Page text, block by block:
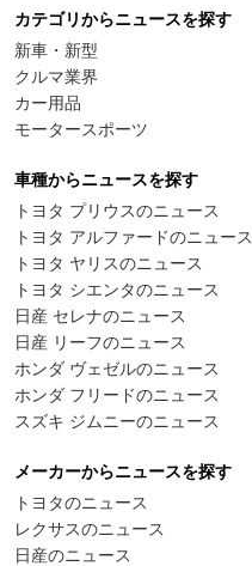
カテゴリからニュースを探す
新車・新型
クルマ業界
カー用品
モータースポーツ
車種からニュースを探す
トヨタ プリウスのニュース
トヨタ アルファードのニュース
トヨタ ヤリスのニュース
トヨタ シエンタのニュース
日産 セレナのニュース
日産 リーフのニュース
ホンダ ヴェゼルのニュース
ホンダ フリードのニュース
スズキ ジムニーのニュース
メーカーからニュースを探す
トヨタのニュース
レクサスのニュース
日産のニュース